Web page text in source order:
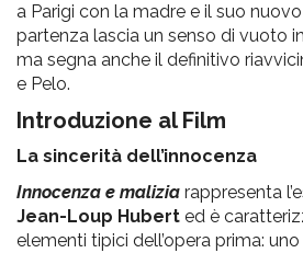
a Parigi con la madre e il suo
partenza lascia un senso di vuoto
ma segna anche il definitivo
e Pelo.
Introduzione al Film
La sincerità dell’innocenza
Innocenza e malizia rappresenta
Jean-Loup Hubert ed è
elementi tipici dell’opera prima: